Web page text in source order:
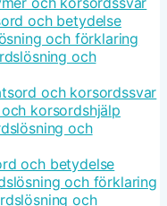
och betydelse
och förklaring
och
och korsordssvar
korsordshjälp
och
och betydelse
och förklaring
och